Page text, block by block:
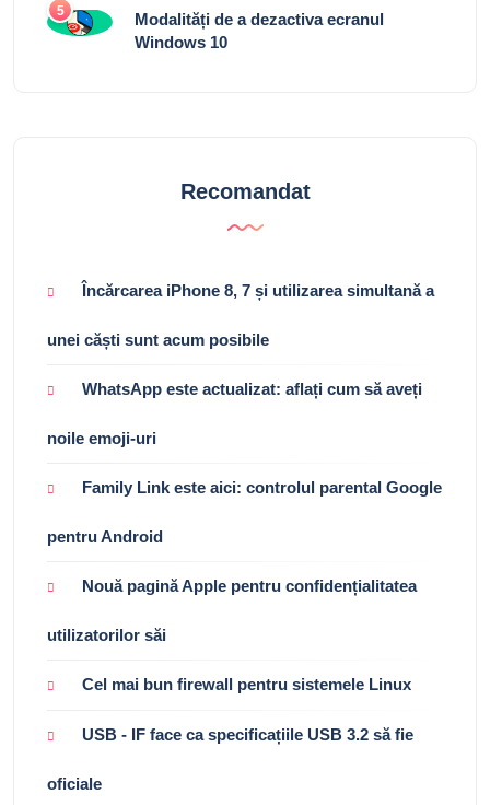
5
Modalități de a dezactiva ecranul
Windows 10
Recomandat
Încărcarea iPhone 8, 7 și utilizarea simultană a
unei căști sunt acum posibile
WhatsApp este actualizat: aflați cum să aveți
noile emoji-uri
Family Link este aici: controlul parental Google
pentru Android
Nouă pagină Apple pentru confidențialitatea
utilizatorilor săi
Cel mai bun firewall pentru sistemele Linux
USB - IF face ca specificațiile USB 3.2 să fie
oficiale